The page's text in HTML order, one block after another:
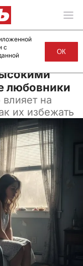
любовники
на
их избежать
с
ОК